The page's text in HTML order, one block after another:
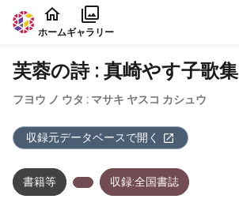
本文に飛ぶ
ホームギャラリー
芙蓉の詩 : 真崎やす子歌集
フヨウ ノ ウタ : マサキ ヤスコ カシュウ
収録元データベースで開く
書籍等 収録:全国書誌